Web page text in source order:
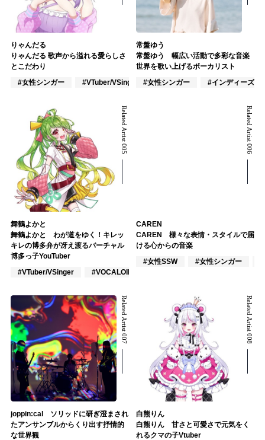
りゃんだる
りゃんだる 歌声から溢れる愛らしさ
とこだわり
#女性シンガー
#VTuber/VSinger #VOCALOID
常盤ゆう
常盤ゆう 幅広い活動で多彩な音楽
世界を歌い上げるボーカリスト
#女性シンガー
#インディーズ
Related Artist 005
舞鶴よかと
舞鶴よかと わが道をゆく！キレッ
キレの博多弁が冴え渡るバーチャル
博多っ子YouTuber
#VTuber/VSinger
#VOCALOID
Related Artist 006
CAREN
CAREN 様々な表情・スタイルで届
ける心からの音楽
#女性SSW
#女性シンガー
Related Artist 007
joppin:cal ソリッドに研ぎ澄まされ
たアンサンブルからくり出す抒情的
な世界観
Related Artist 008
白熊りん
白熊りん 甘さと可愛さで元気をく
れるクマの子Vtuber